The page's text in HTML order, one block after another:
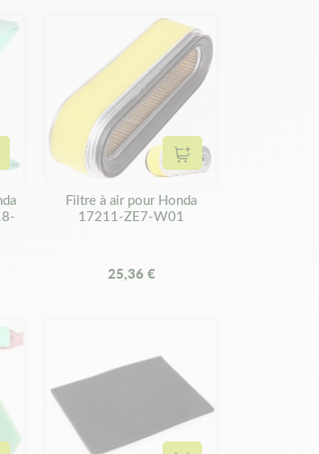
au panier Ajouter au panier
Filtre à air pour Honda
17211-ZE7-W01
25,36 €